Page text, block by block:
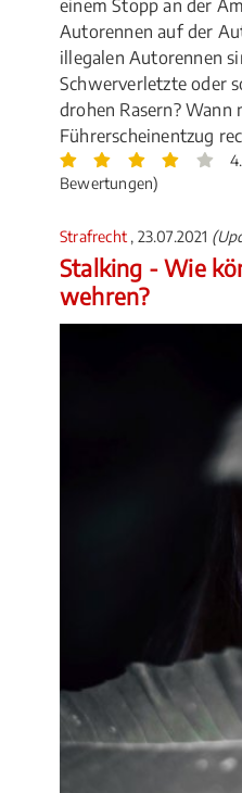
einem Stopp an der
Autorennen auf der
illegalen Autorennen
Schwerverletzte oder
drohen Rasern? Wann
Führerscheinentzug
Bewertungen)
Strafrecht, 23.07.2021
Stalking - Wie
wehren?